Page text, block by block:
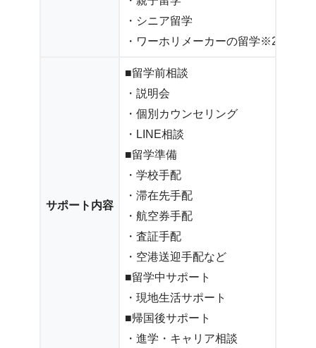
・シニア留学
・ワーホリメーカーの留学※2 他
サポート内容
■留学前相談
・説明会
・個別カウンセリング
・LINE相談
■留学準備
・学校手配
・滞在先手配
・航空券手配
・査証手配
・空港送迎手配など
■留学中サポート
・現地生活サポート
■帰国後サポート
・進学・キャリア相談